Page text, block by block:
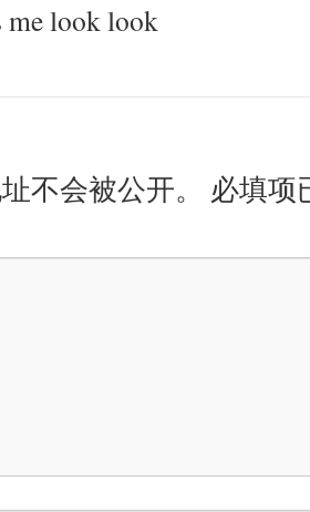
me look look
不会被公开。 必填项